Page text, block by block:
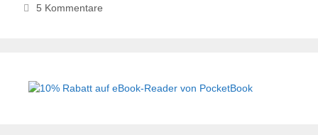
5 Kommentare